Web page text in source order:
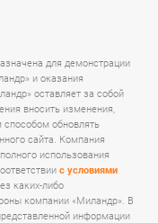
для демонстрации
и оказания
оставляет за собой
вносить изменения,
обновлять
сайта. Компания
использования
с условиями
каких-либо
компании «Миландр». В
информации